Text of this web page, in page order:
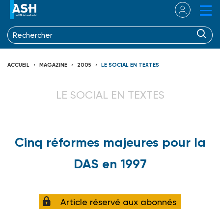
ACCUEIL MAGAZINE 2005 LE SOCIAL EN TEXTES
LE SOCIAL EN TEXTES
Cinq réformes majeures pour la
DAS en 1997
Article réservé aux abonnés